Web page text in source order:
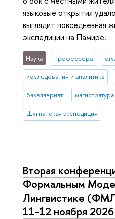
языковые открытия
выглядит повседневная
экспедиции на Памире.
Наука профессора
исследования и аналитика
бакалавриат магистратура
Шугнанская экспедиция
Вторая
Формальным
Лингвистике
11-12 ноября